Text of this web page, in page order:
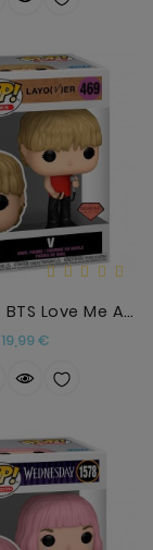
Figura POP BTS Love Me Again V
19,99 €Precio